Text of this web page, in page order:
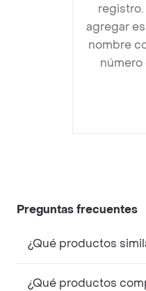
registro.
agregar
nombre
número
Preguntas frecuentes
¿Qué productos
¿Qué productos